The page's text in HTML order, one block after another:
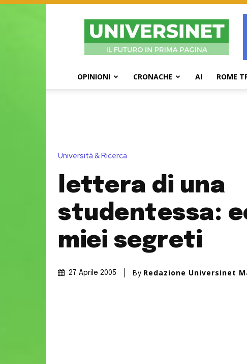
UniversiNet
Magazine
OPINIONI CRONACHE AI ROME
Università & Ricerca
lettera di una
studentessa:
miei segreti
27 Aprile 2005 By Redazione Universinet